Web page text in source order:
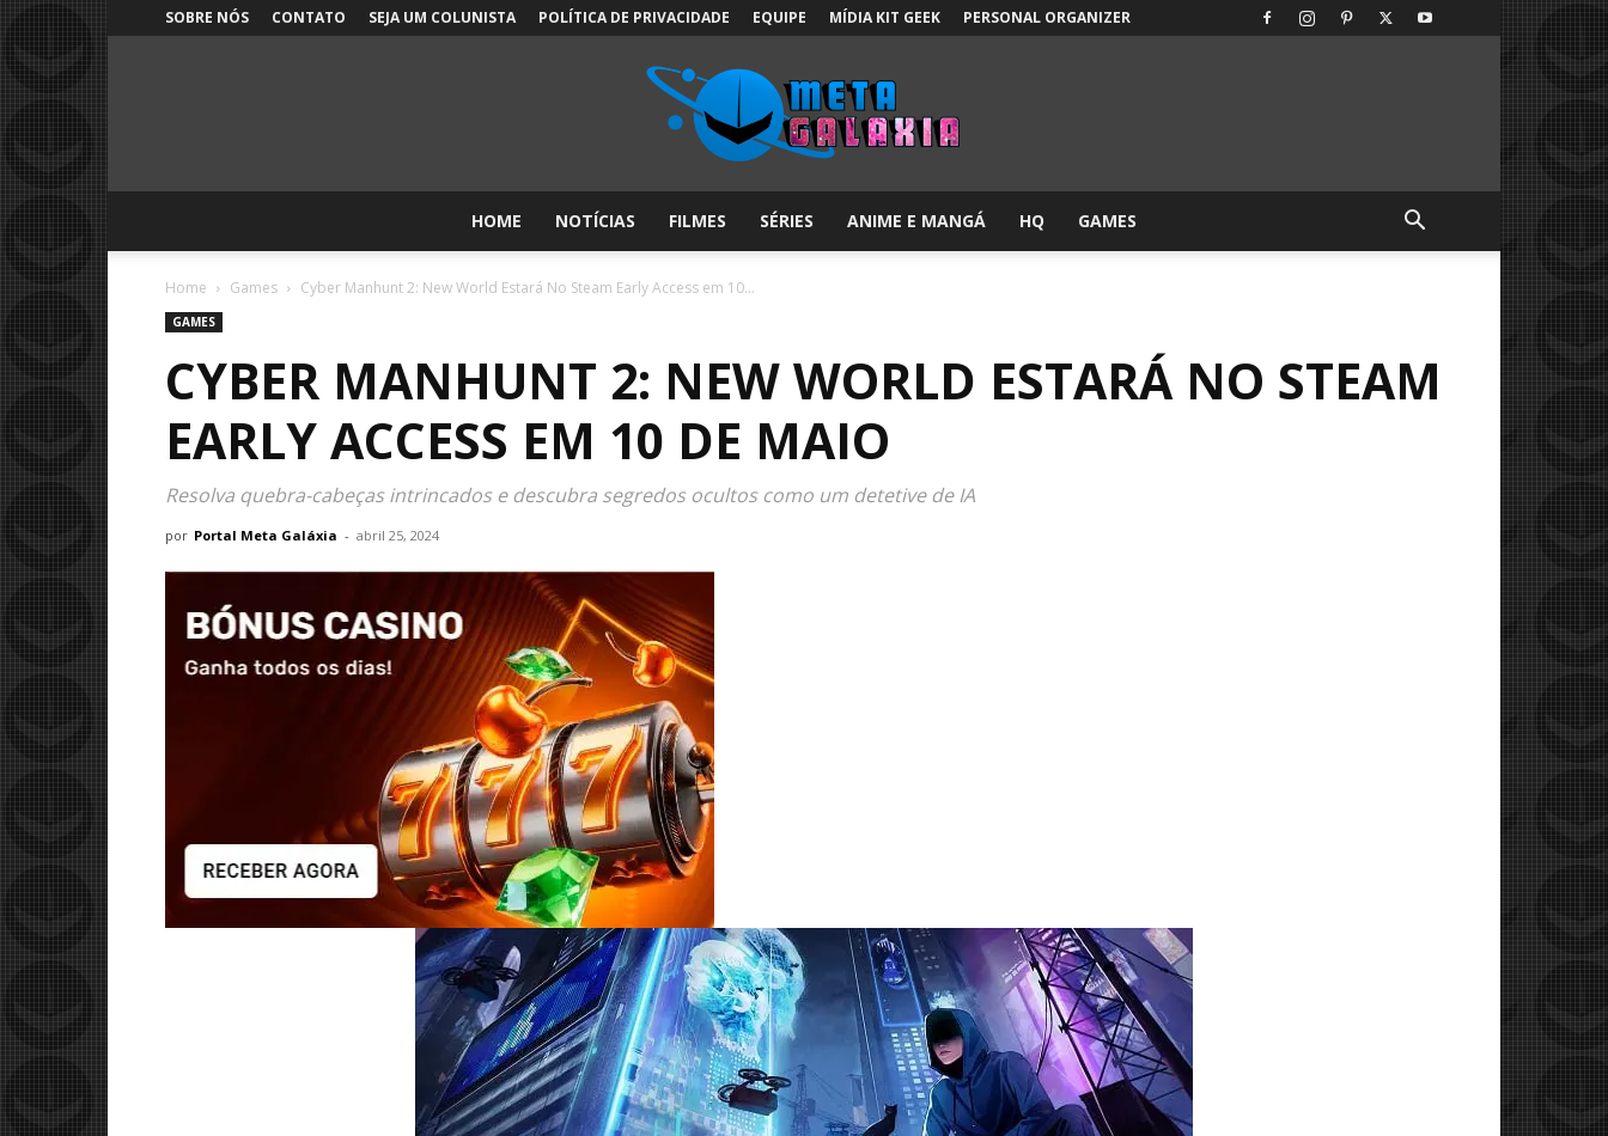
SOBRE NÓS CONTATO SEJA UM COLUNISTA POLÍTICA DE PRIVACIDADE EQUIPE MÍDIA KIT GEEK PERSONAL ORGANIZER
Galáxia:
sobre
HOME NOTÍCIAS FILMES SÉRIES ANIME E MANGÁ HQ GAMES
Home Games Cyber Manhunt 2: New World Estará No Steam Early Access em 10...
GAMES
CYBER MANHUNT 2: NEW WORLD ESTARÁ NO STEAM
EARLY ACCESS EM 10 DE MAIO
Resolva quebra-cabeças intrincados e descubra segredos ocultos como um detetive de IA
por Portal Meta Galáxia - abril 25, 2024